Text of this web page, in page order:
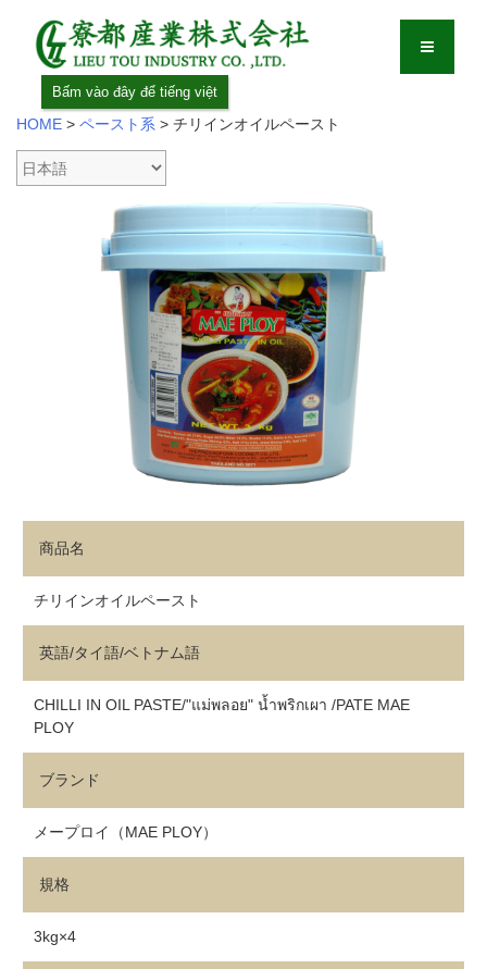
Bấm vào đây để tiếng việt
HOME > ペースト系 > チリインオイルペースト
商品名
チリインオイルペースト
英語/タイ語/ベトナム語
CHILLI IN OIL PASTE/"แม่พลอย" น้ำพริกเผา /PATE MAE
PLOY
ブランド
メープロイ（MAE PLOY）
規格
3kg×4